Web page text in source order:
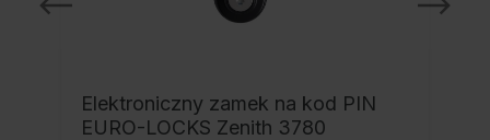
Elektroniczny zamek na kod PIN
EURO-LOCKS Zenith 3780